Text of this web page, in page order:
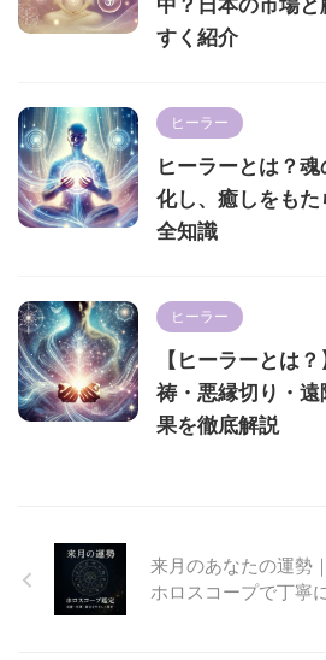
中？日本の市場
すく紹介
ヒーラー
ヒーラーとは？
化し、癒しをも
全知識
ヒーラー
【ヒーラーとは
祷・悪縁切り・
果を徹底解説
来月のあなたの運勢
ホロスコープで丁寧